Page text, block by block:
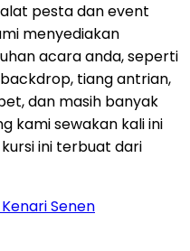
pesta dan event
menyediakan
acara anda, seperti
tiang antrian,
dan masih banyak
kami sewakan kali ini
ini terbuat dari